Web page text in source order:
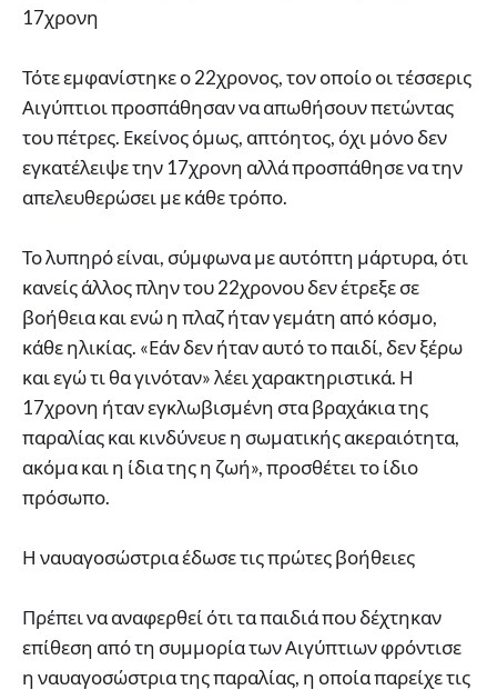
17χρονη
Τότε εμφανίστηκε ο 22χρονος, τον οποίο οι τέσσερις
Αιγύπτιοι προσπάθησαν να απωθήσουν πετώντας
του πέτρες. Εκείνος όμως, απτόητος, όχι μόνο δεν
εγκατέλειψε την 17χρονη αλλά προσπάθησε να την
απελευθερώσει με κάθε τρόπο.
Το λυπηρό είναι, σύμφωνα με αυτόπτη μάρτυρα, ότι
κανείς άλλος πλην του 22χρονου δεν έτρεξε σε
βοήθεια και ενώ η πλαζ ήταν γεμάτη από κόσμο,
κάθε ηλικίας. «Εάν δεν ήταν αυτό το παιδί, δεν ξέρω
και εγώ τι θα γινόταν» λέει χαρακτηριστικά. Η
17χρονη ήταν εγκλωβισμένη στα βραχάκια της
παραλίας και κινδύνευε η σωματικής ακεραιότητα,
ακόμα και η ίδια της η ζωή», προσθέτει το ίδιο
πρόσωπο.
Η ναυαγοσώστρια έδωσε τις πρώτες βοήθειες
Πρέπει να αναφερθεί ότι τα παιδιά που δέχτηκαν
επίθεση από τη συμμορία των Αιγύπτιων φρόντισε
η ναυαγοσώστρια της παραλίας, η οποία παρείχε τις